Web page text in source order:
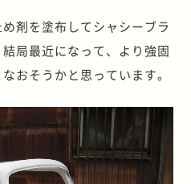
剤を塗布してシャシーブラ
局最近になって、より強固
おそうかと思っています。